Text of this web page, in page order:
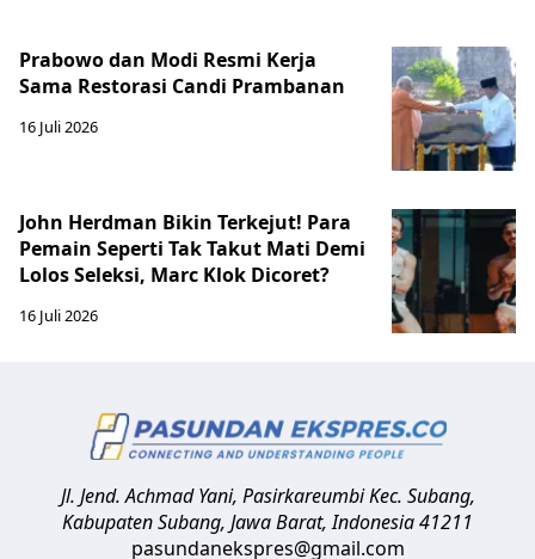
Prabowo dan Modi Resmi Kerja
Sama Restorasi Candi Prambanan
16 Juli 2026
John Herdman Bikin Terkejut! Para
Pemain Seperti Tak Takut Mati Demi
Lolos Seleksi, Marc Klok Dicoret?
16 Juli 2026
Jl. Jend. Achmad Yani, Pasirkareumbi Kec. Subang,
Kabupaten Subang, Jawa Barat,Indonesia41211
pasundanekspres@gmail.com